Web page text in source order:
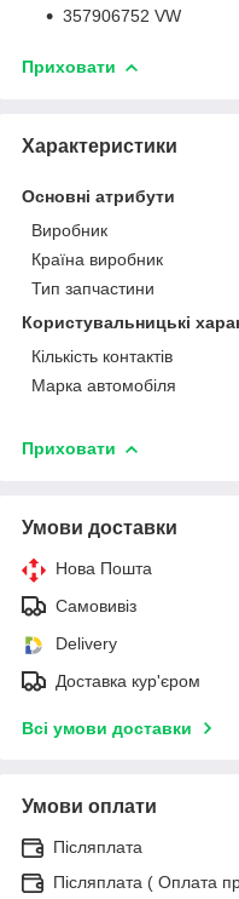
357906752 VW
Приховати
Характеристики
Основні атрибути
Виробник
Країна виробник
Тип запчастини
Користувальницькі
Кількість контактів
Марка автомобіля
Приховати
Умови доставки
Нова Пошта
Самовивіз
Delivery
Доставка кур'єром
Всі умови доставки
Умови оплати
Післяплата
Післяплата ( Оплата